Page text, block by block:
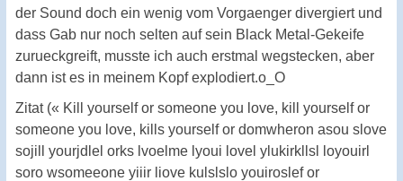
der Sound doch ein wenig vom Vorgaenger divergiert und
dass Gab nur noch selten auf sein Black Metal-Gekeife
zurueckgreift, musste ich auch erstmal wegstecken, aber
dann ist es in meinem Kopf explodiert.o_O
Zitat (« Kill yourself or someone you love, kill yourself or
someone you love, kills yourself or domwheron asou slove
sojill yourjdlel orks lvoelme lyoui lovel ylukirkllsl loyouirl
soro wsomeeone yiiir liove kulslslo youiroslef or